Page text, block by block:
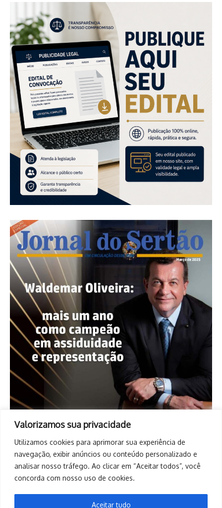
Valorizamos sua privacidade
Utilizamos cookies para aprimorar sua experiência de
navegação, exibir anúncios ou conteúdo personalizado e
analisar nosso tráfego. Ao clicar em “Aceitar todos”, você
concorda com nosso uso de cookies.
Aceitar tudo